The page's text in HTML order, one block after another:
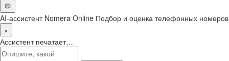
💬
AI-ассистент Nomera Online Подбор и оценка телефонных номеров
×
Ассистент печатает…